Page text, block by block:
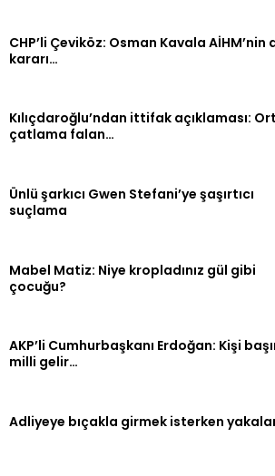
CHP’li Çeviköz: Osman Kavala AİHM’nin
kararı…
Kılıçdaroğlu’ndan ittifak açıklaması:
çatlama falan…
Ünlü şarkıcı Gwen Stefani’ye şaşırtıcı
suçlama
Mabel Matiz: Niye kropladınız gül gibi
çocuğu?
AKP’li Cumhurbaşkanı Erdoğan: Kişi
milli gelir…
Adliyeye bıçakla girmek isterken